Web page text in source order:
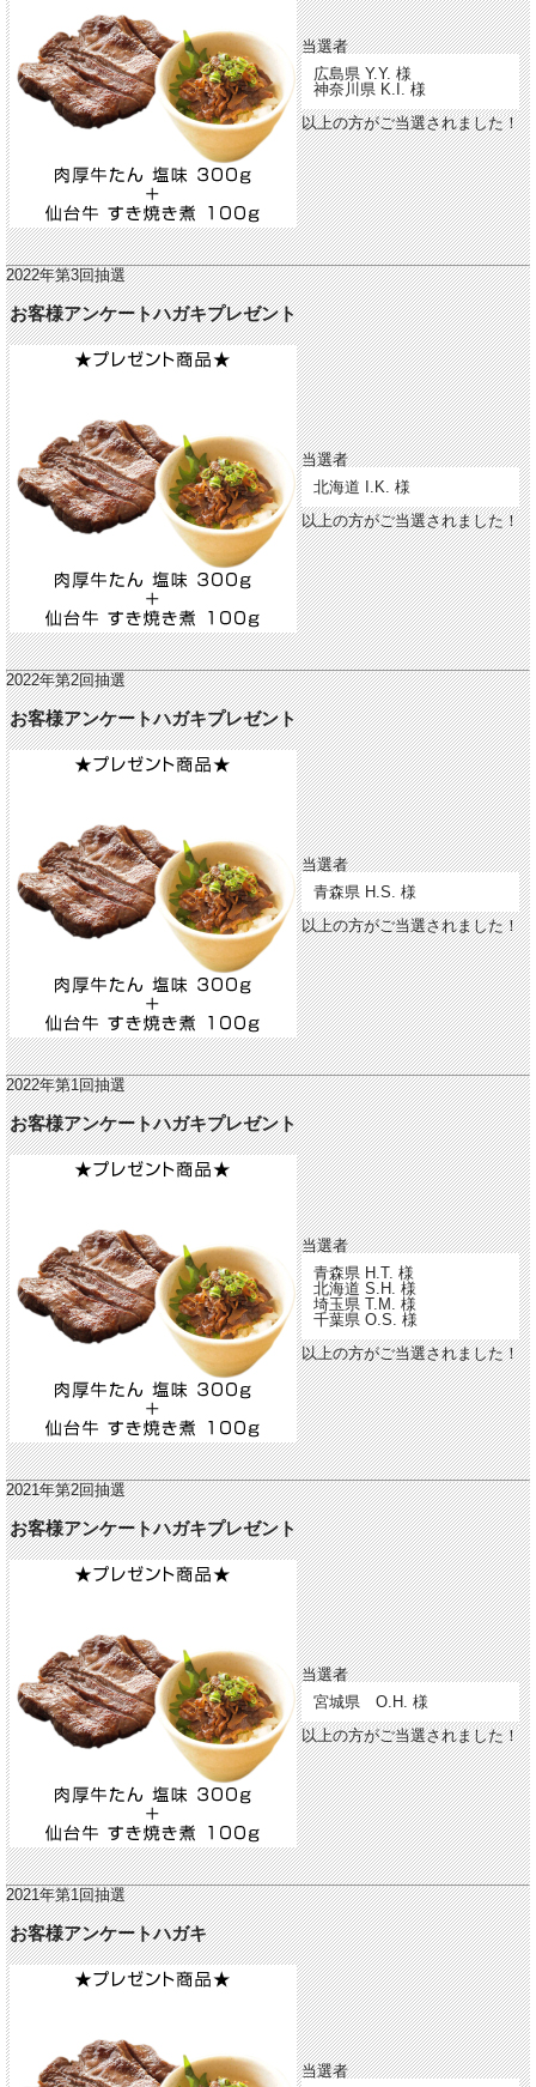
当選者
広島県 Y.Y. 様
神奈川県 K.I. 様
以上の方がご当選されました！
2022年第3回抽選
お客様アンケートハガキプレゼント
当選者
北海道 I.K. 様
以上の方がご当選されました！
2022年第2回抽選
お客様アンケートハガキプレゼント
当選者
青森県 H.S. 様
以上の方がご当選されました！
2022年第1回抽選
お客様アンケートハガキプレゼント
当選者
青森県 H.T. 様
北海道 S.H. 様
埼玉県 T.M. 様
千葉県 O.S. 様
以上の方がご当選されました！
2021年第2回抽選
お客様アンケートハガキプレゼント
当選者
宮城県 O.H. 様
以上の方がご当選されました！
2021年第1回抽選
お客様アンケートハガキ
当選者